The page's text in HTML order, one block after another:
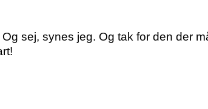
sej, synes jeg. Og tak for den der